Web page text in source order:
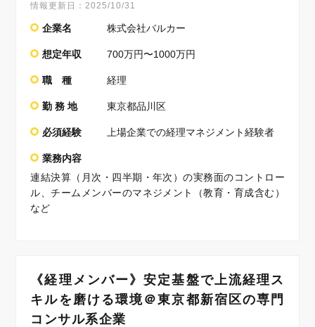
情報更新日：2025/10/31
企業名 株式会社バルカー
想定年収 700万円〜1000万円
職 種 経理
勤 務 地 東京都品川区
必須経験 上場企業での経理マネジメント経験者
業務内容
連結決算（月次・四半期・年次）の実務面のコントロー
ル、チームメンバーのマネジメント（教育・育成含む）
など
《経理メンバー》安定基盤で上流経理ス
キルを磨ける環境＠東京都新宿区の専門
コンサル系企業